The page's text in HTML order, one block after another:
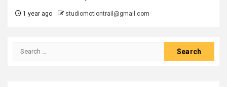
1 year ago studiomotiontrail@gmail.com
Search